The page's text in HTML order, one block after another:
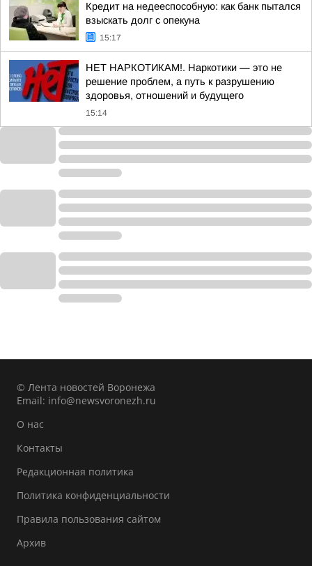
Кредит на недееспособную: как банк пытался
взыскать долг с опекуна
15:17
НЕТ НАРКОТИКАМ!. Наркотики — это не
решение проблем, а путь к разрушению
здоровья, отношений и будущего
15:14
© Лента новостей Воронежа
Email: info@newsvoronezh.ru
О нас
Контакты
Редакционная политика
Политика конфиденциальности
Правила пользования сайтом
Архив